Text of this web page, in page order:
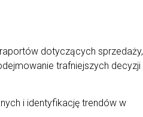
dotyczących sprzedaży,
trafniejszych decyzji
i identyfikację trendów w